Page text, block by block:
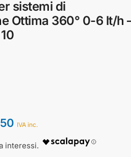
sistemi di
Ottima 360° 0-6 lt/h
IVA inc.